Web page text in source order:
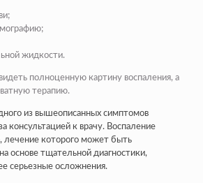
жидкости.
полноценную картину воспаления, а
терапию.
из вышеописанных симптомов
консультацией к врачу. Воспаление
лечение которого может быть
основе тщательной диагностики,
серьезные осложнения.